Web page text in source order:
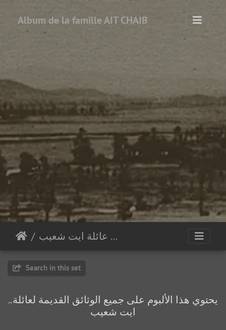
Album de la famille AIT CHAIB
وثائق عائلة ايت شعيب
Search in this set
..يحتوي هذا الألبوم على جميع الوثائق القديمة لعائلة
ايت شعيب